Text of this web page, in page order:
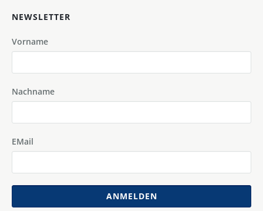
NEWSLETTER
Vorname
Nachname
EMail
ANMELDEN